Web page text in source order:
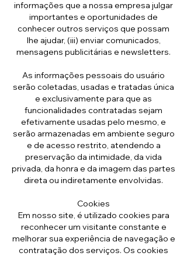
informações que a nossa empresa julgar
importantes e oportunidades de
conhecer outros serviços que possam
lhe ajudar, (iii) enviar comunicados,
mensagens publicitárias e newsletters.
As informações pessoais do usuário
serão coletadas, usadas e tratadas única
e exclusivamente para que as
funcionalidades contratadas sejam
efetivamente usadas pelo mesmo, e
serão armazenadas em ambiente seguro
e de acesso restrito, atendendo a
preservação da intimidade, da vida
privada, da honra e da imagem das partes
direta ou indiretamente envolvidas.
Cookies
Em nosso site, é utilizado cookies para
reconhecer um visitante constante e
melhorar sua experiência de navegação e
contratação dos serviços. Os cookies